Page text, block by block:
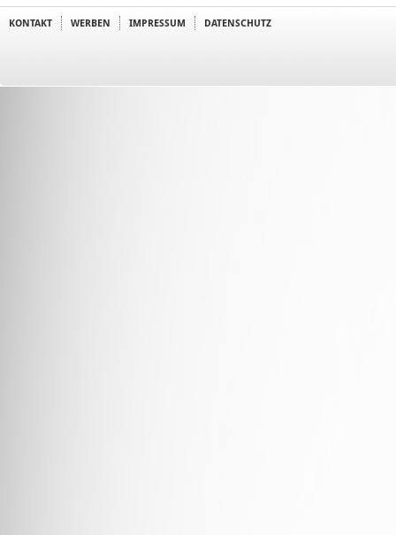
KONTAKT WERBEN IMPRESSUM DATENSCHUTZ